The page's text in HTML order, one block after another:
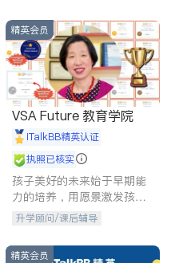
精英会员
VSA Future 教育学院
iTalkBB精英认证
执照已核实
孩子美好的未来始于早期能
力的培养，用愿景激发孩子
的学习潜力和动力。理念：
拥有成长型心态是成功的基
石。
升学顾问/课后辅导
精英会员